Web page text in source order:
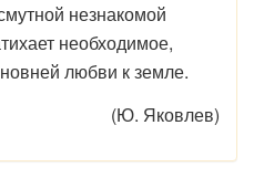
незнакомой
необходимое,
любви к земле.
(Ю. Яковлев)